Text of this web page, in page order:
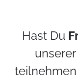
Hast Du
unserer